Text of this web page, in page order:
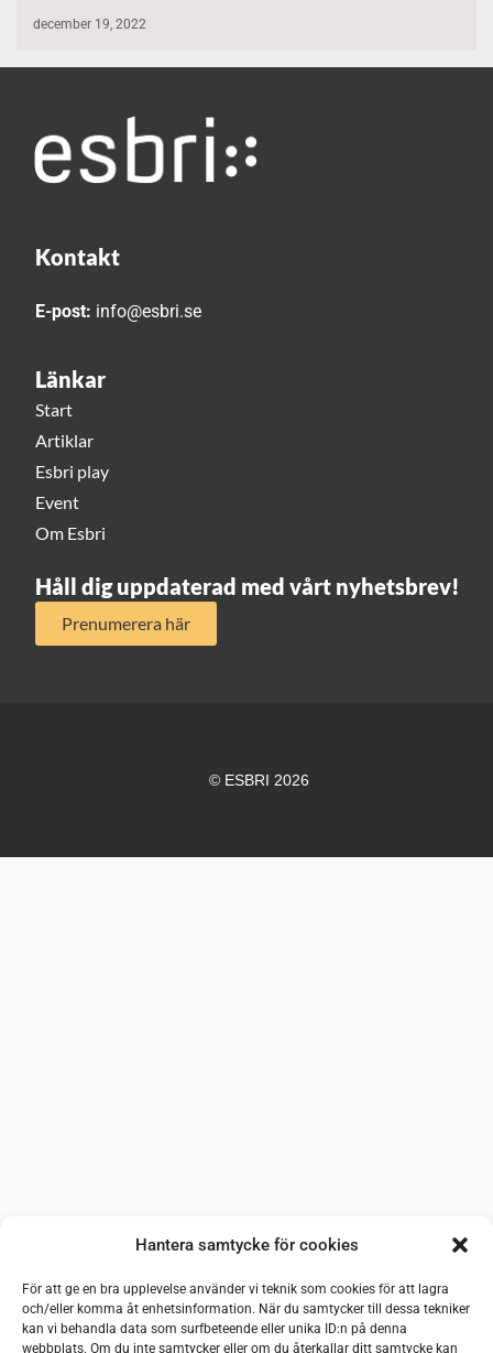
Hantera samtycke för cookies
För att ge en bra upplevelse använder vi teknik som cookies för att lagra
och/eller komma åt enhetsinformation. När du samtycker till dessa tekniker
kan vi behandla data som surfbeteende eller unika ID:n på denna
webbplats. Om du inte samtycker eller om du återkallar ditt samtycke kan
december 19, 2022
Kontakt
E-post: info@esbri.se
Länkar
Start
Artiklar
Esbri play
Event
Om Esbri
Håll dig uppdaterad med vårt nyhetsbrev!
Prenumerera här
© ESBRI 2026